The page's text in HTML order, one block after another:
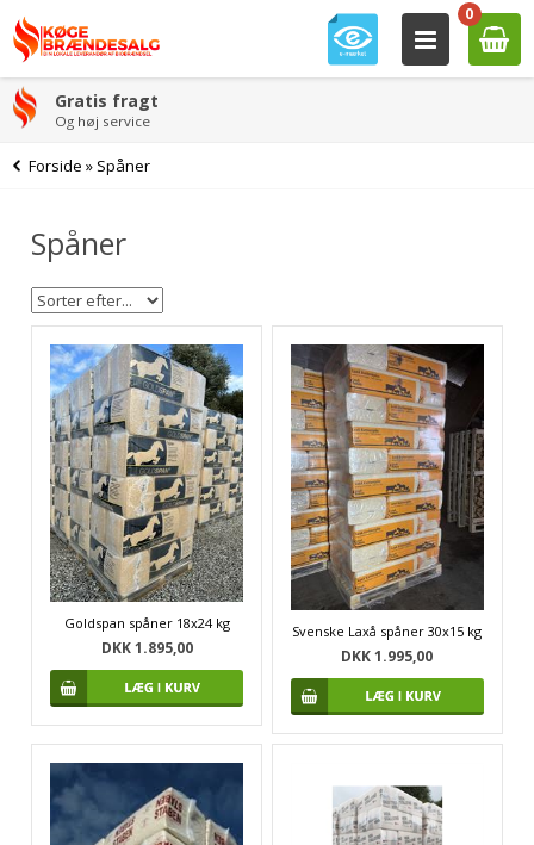
0
Gratis fragt
Og høj service
Forside » Spåner
Spåner
Goldspan spåner 18x24 kg
DKK 1.895,00
Svenske Laxå spåner 30x15 kg
DKK 1.995,00